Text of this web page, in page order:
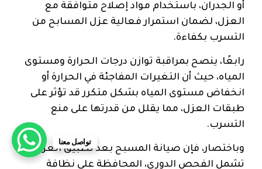
أو الجدران، باستخدام مواد إصلاح متوافقة مع
العزل، لضمان استمرار فعالية عزل المسابح من
التسرب بكفاءة.
رابعًا، ينصح بمراقبة توازن درجات الحرارة ومستوى
المياه، حيث أن التغيرات المفاجئة في الحرارة أو
انخفاض مستوى المياه بشكل متكرر قد تؤثر على
طبقات العزل، مما يقلل من قدرتها على منع
التسرب.
وباختصار، فإن صيانة المسبح بعد تطبيق العزل
تشمل الفحص الدوري، المحافظة على نظافة
تواصل معنا